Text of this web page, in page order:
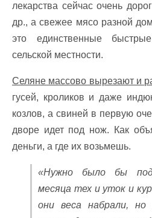
лекарства сейчас очень
др., а свежее мясо разной
это единственные
сельской местности.
Селяне массово вырезают и
гусей, кроликов и даже
козлов, а свиней в первую
дворе идет под нож. Как
деньги, а где их возьмешь.
«Нужно было бы
месяца тех и уток и
они веса набрали,